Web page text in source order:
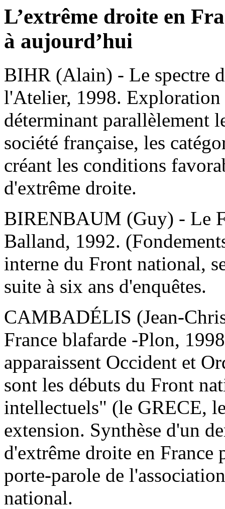
L’extrême droite en
à aujourd’hui
BIHR (Alain) - Le spectre
l'Atelier, 1998.
déterminant parallèlement
société française, les
créant les conditions
d'extrême droite.
BIRENBAUM (Guy) - Le
Balland, 1992.
interne du Front national,
suite à six ans d'enquêtes.
CAMBADÉLIS (Jean-
France blafarde -Plon,
apparaissent Occident et
sont les débuts du Front
intellectuels" (le GRECE,
extension. Synthèse d'un
d'extrême droite en France
porte-parole de
national.